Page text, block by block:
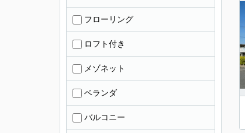
フローリング
ロフト付き
メゾネット
ベランダ
バルコニー